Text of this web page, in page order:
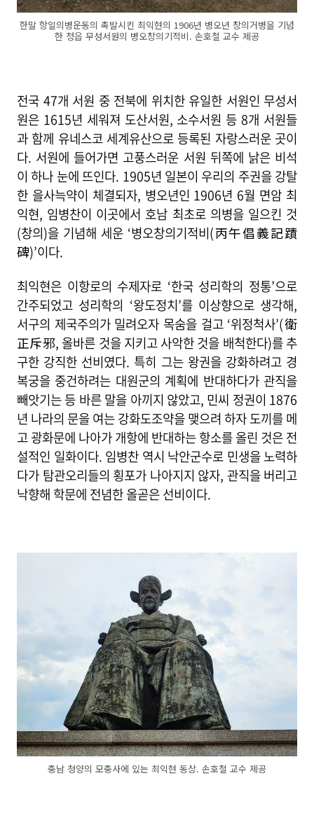
한말 항일의병운동의 촉발시킨 최익현의 1906년 병오년 창의거병을 기념
한 정읍 무성서원의 병오창의기적비. 손호철 교수 제공
전국 47개 서원 중 전북에 위치한 유일한 서원인 무성서
원은 1615년 세워져 도산서원, 소수서원 등 8개 서원들
과 함께 유네스코 세계유산으로 등록된 자랑스러운 곳이
다. 서원에 들어가면 고풍스러운 서원 뒤쪽에 낡은 비석
이 하나 눈에 뜨인다. 1905년 일본이 우리의 주권을 강탈
한 을사늑약이 체결되자, 병오년인 1906년 6월 면암 최
익현, 임병찬이 이곳에서 호남 최초로 의병을 일으킨 것
(창의)을 기념해 세운 ‘병오창의기적비(丙午倡義記蹟
碑)’이다.
최익현은 이항로의 수제자로 ‘한국 성리학의 정통’으로
간주되었고 성리학의 ‘왕도정치’를 이상향으로 생각해,
서구의 제국주의가 밀려오자 목숨을 걸고 ‘위정척사’(衛
正斥邪, 올바른 것을 지키고 사악한 것을 배척한다)를 추
구한 강직한 선비였다. 특히 그는 왕권을 강화하려고 경
복궁을 중건하려는 대원군의 계획에 반대하다가 관직을
빼앗기는 등 바른 말을 아끼지 않았고, 민씨 정권이 1876
년 나라의 문을 여는 강화도조약을 맺으려 하자 도끼를 메
고 광화문에 나아가 개항에 반대하는 항소를 올린 것은 전
설적인 일화이다. 임병찬 역시 낙안군수로 민생을 노력하
다가 탐관오리들의 횡포가 나아지지 않자, 관직을 버리고
낙향해 학문에 전념한 올곧은 선비이다.
충남 청양의 모충사에 있는 최익현 동상. 손호철 교수 제공